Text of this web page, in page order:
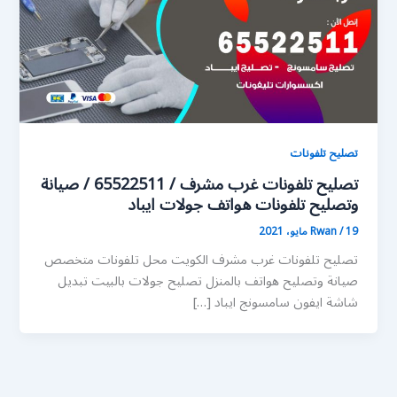
تصليح تلفونات
تصليح تلفونات غرب مشرف / 65522511 / صيانة
وتصليح تلفونات هواتف جولات ايباد
Rwan/19 مايو، 2021
تصليح تلفونات غرب مشرف الكويت محل تلفونات متخصص
صيانة وتصليح هواتف بالمنزل تصليح جولات بالبيت تبديل
شاشة ايفون سامسونج ايباد […]